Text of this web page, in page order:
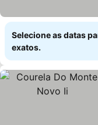
Selecione as datas
exatos.